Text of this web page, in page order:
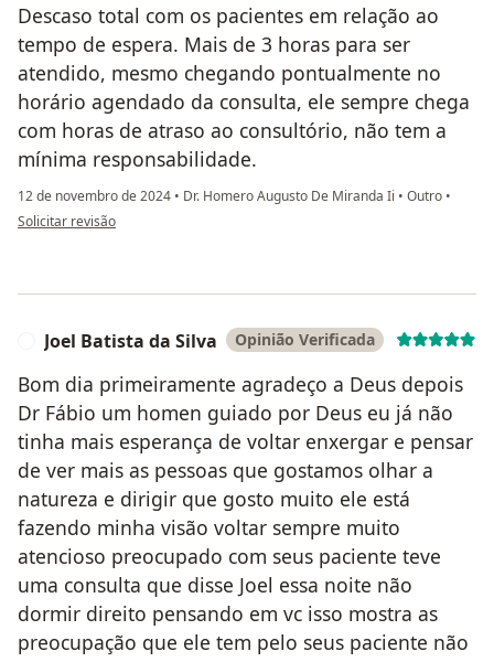
Descaso total com os pacientes em relação ao
tempo de espera. Mais de 3 horas para ser
atendido, mesmo chegando pontualmente no
horário agendado da consulta, ele sempre chega
com horas de atraso ao consultório, não tem a
mínima responsabilidade.
12 de novembro de 2024 • Dr. Homero Augusto De Miranda Ii • Outro •
na opinião do utilizador L.A.
Solicitar revisão
Joel Batista da Silva Opinião Verificada
Bom dia primeiramente agradeço a Deus depois
Dr Fábio um homen guiado por Deus eu já não
tinha mais esperança de voltar enxergar e pensar
de ver mais as pessoas que gostamos olhar a
natureza e dirigir que gosto muito ele está
fazendo minha visão voltar sempre muito
atencioso preocupado com seus paciente teve
uma consulta que disse Joel essa noite não
dormir direito pensando em vc isso mostra as
preocupação que ele tem pelo seus paciente não